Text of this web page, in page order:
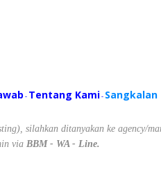
- Tentang Kami - Sangkalan
silahkan ditanyakan ke agency/
via BBM - WA - Line.